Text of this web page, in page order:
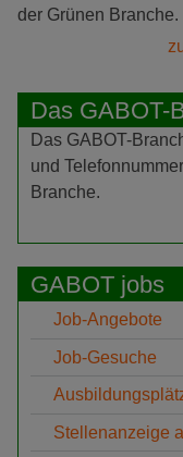
der Grünen Branche.
Das GABOT-
Das GABOT-
und
Branche.
GABOT jobs
Job-Angebote
Job-Gesuche
Stellenanzeige